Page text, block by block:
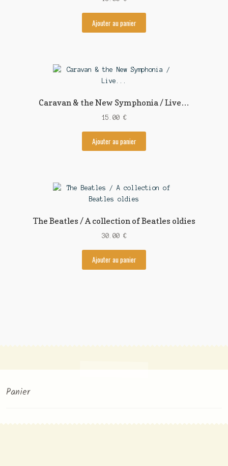
Ajouter au panier
Caravan & the New Symphonia / Live…
15.00 €
Ajouter au panier
The Beatles / A collection of Beatles oldies
30.00 €
Ajouter au panier
Panier